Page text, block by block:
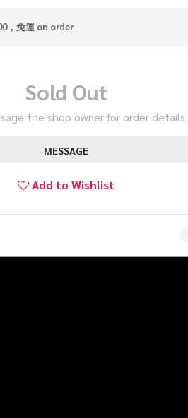
，免運 on order
Sold Out
the shop owner for order details.
MESSAGE
Add to Wishlist